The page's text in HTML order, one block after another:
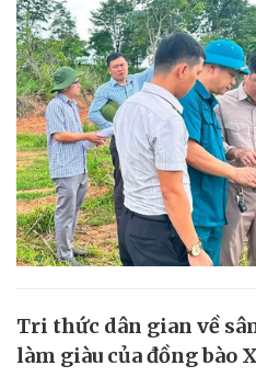
Tri thức dân gian về
làm giàu của đồng bào